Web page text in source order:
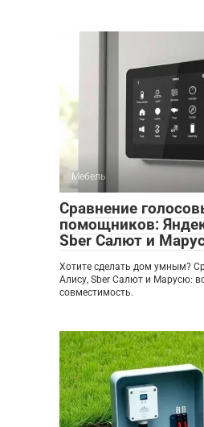
Мебель
Сравнение
помощников:
Sber Салют и
Хотите сделать дом умным?
Алису, Sber Салют и Марусю:
совместимость.